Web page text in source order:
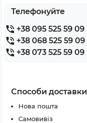
Телефонуйте
+38 095 525 59 09
+38 068 525 59 09
+38 073 525 59 09
Способи доставки
Нова пошта
Самовивіз